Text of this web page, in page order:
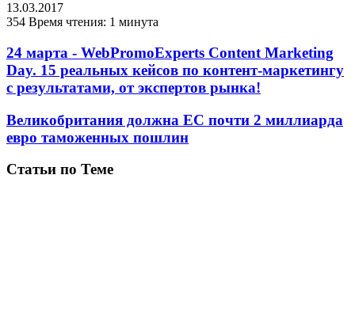
13.03.2017
354 Время чтения: 1 минута
24 марта - WebPromoExperts Content Marketing
Day. 15 реальных кейсов по контент-маркетингу
с результатами, от экспертов рынка!
Великобритания должна ЕС почти 2 миллиарда
евро таможенных пошлин
Статьи по Теме